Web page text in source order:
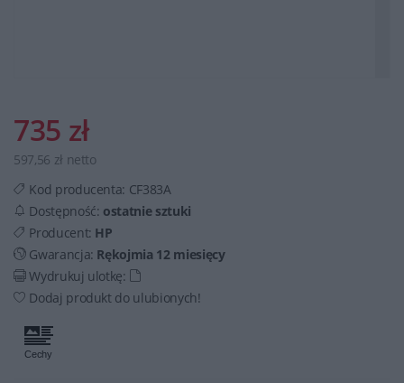
735 zł
597,56 zł netto
Kod producenta: CF383A
Dostępność: ostatnie sztuki
Producent: HP
Gwarancja: Rękojmia 12 miesięcy
Wydrukuj ulotkę:
Dodaj produkt do ulubionych!